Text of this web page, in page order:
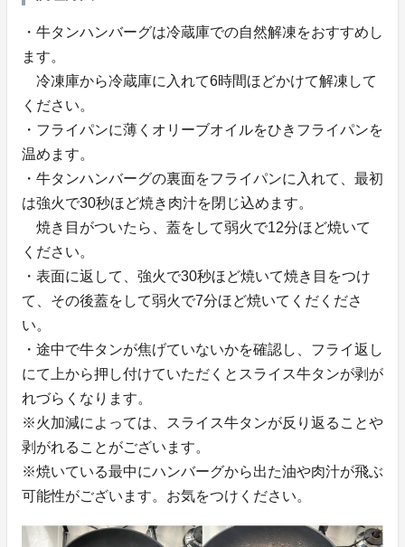
・牛タンハンバーグは冷蔵庫での自然解凍をおすすめし
ます。
冷凍庫から冷蔵庫に入れて6時間ほどかけて解凍して
ください。
・フライパンに薄くオリーブオイルをひきフライパンを
温めます。
・牛タンハンバーグの裏面をフライパンに入れて、最初
は強火で30秒ほど焼き肉汁を閉じ込めます。
焼き目がついたら、蓋をして弱火で12分ほど焼いて
ください。
・表面に返して、強火で30秒ほど焼いて焼き目をつけ
て、その後蓋をして弱火で7分ほど焼いてくだくださ
い。
・途中で牛タンが焦げていないかを確認し、フライ返し
にて上から押し付けていただくとスライス牛タンが剥が
れづらくなります。
※火加減によっては、スライス牛タンが反り返ることや
剥がれることがございます。
※焼いている最中にハンバーグから出た油や肉汁が飛ぶ
可能性がございます。お気をつけください。